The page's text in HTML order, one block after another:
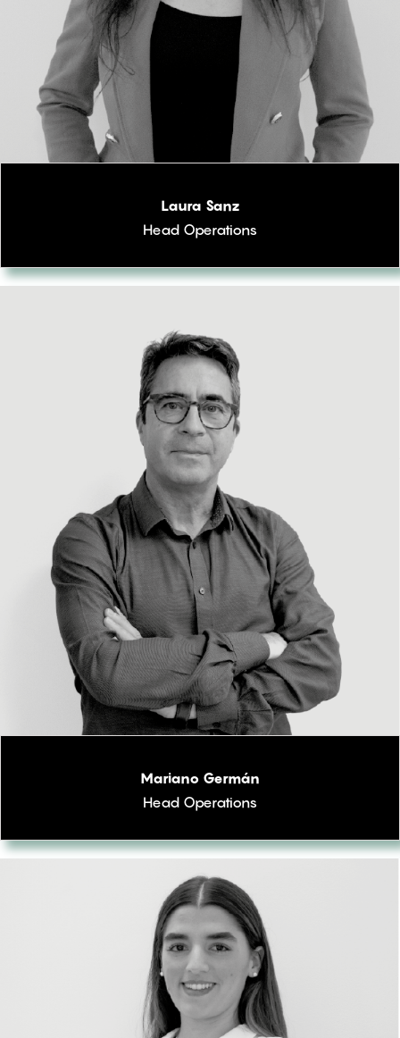
Laura Sanz
Head Operations
Mariano Germán
Head Operations